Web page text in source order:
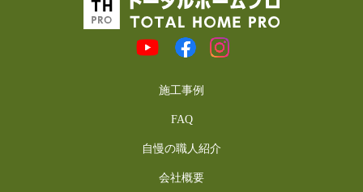
施工事例
FAQ
自慢の職人紹介
会社概要